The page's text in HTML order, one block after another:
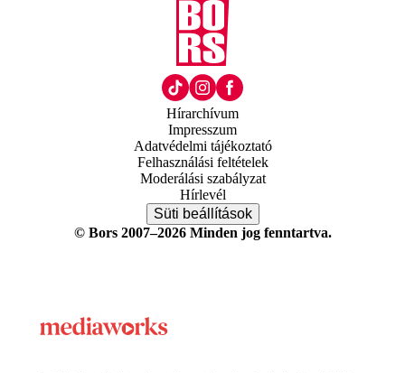
Hírarchívum
Impresszum
Adatvédelmi tájékoztató
Felhasználási feltételek
Moderálási szabályzat
Hírlevél
Süti beállítások
© Bors 2007–2026 Minden jog fenntartva.